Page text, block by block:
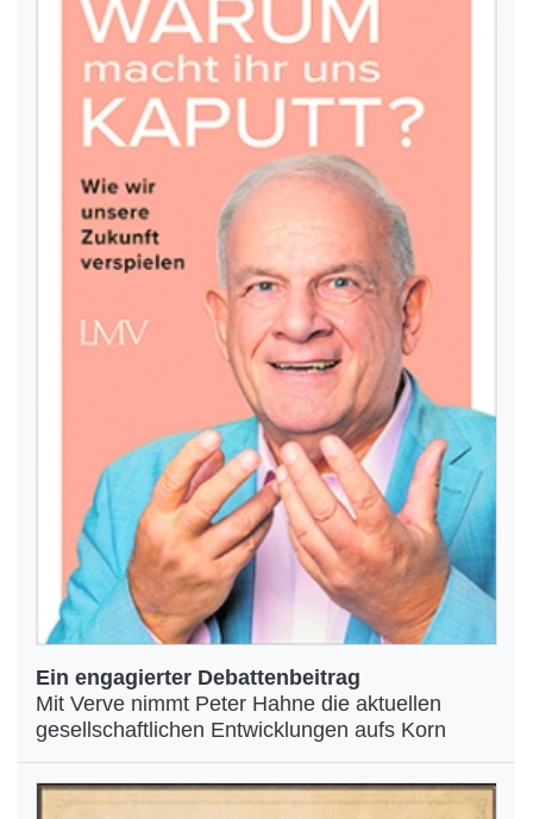
Ein engagierter Debattenbeitrag
Mit Verve nimmt Peter Hahne die aktuellen
gesellschaftlichen Entwicklungen aufs Korn